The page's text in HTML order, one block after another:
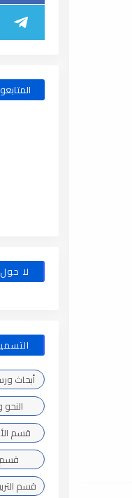
لا
أبحاث
قسم
قسم
قسم